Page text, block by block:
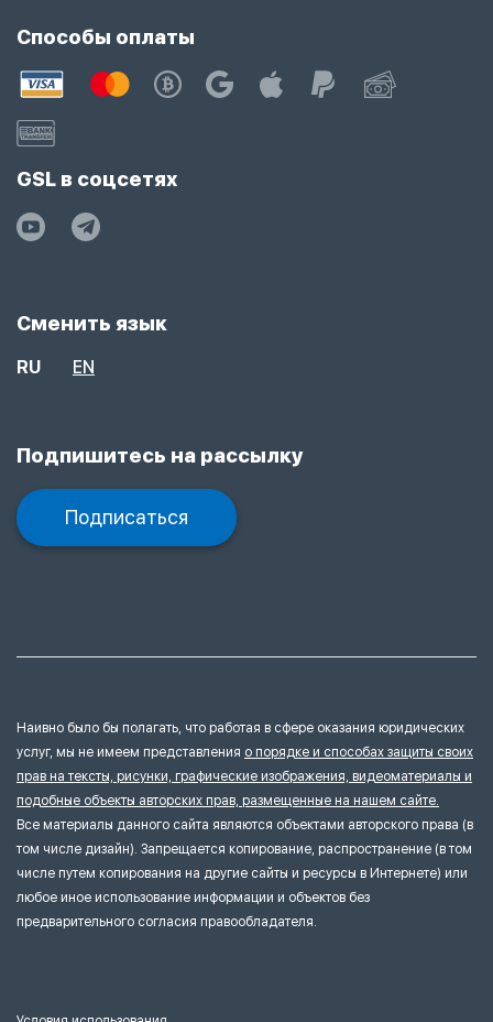
Способы оплаты
GSL в соцсетях
Сменить язык
RU EN
Подпишитесь на рассылку
Подписаться
Наивно было бы полагать, что работая в сфере оказания юридических
услуг, мы не имеем представления о порядке и способах защиты своих
прав на тексты, рисунки, графические изображения, видеоматериалы и
подобные объекты авторских прав, размещенные на нашем сайте.
Все материалы данного сайта являются объектами авторского права (в
том числе дизайн). Запрещается копирование, распространение (в том
числе путем копирования на другие сайты и ресурсы в Интернете) или
любое иное использование информации и объектов без
предварительного согласия правообладателя.